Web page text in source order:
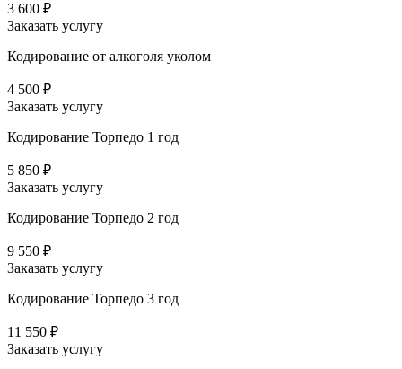
3 600 ₽
Заказать услугу
Кодирование от алкоголя уколом
4 500 ₽
Заказать услугу
Кодирование Торпедо 1 год
5 850 ₽
Заказать услугу
Кодирование Торпедо 2 год
9 550 ₽
Заказать услугу
Кодирование Торпедо 3 год
11 550 ₽
Заказать услугу